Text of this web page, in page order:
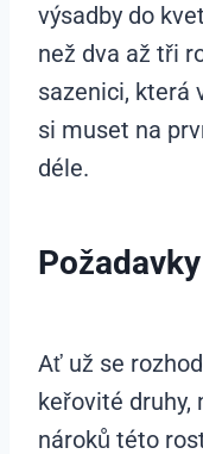
výsadby do
než dva až tři
sazenici, která
si muset na
déle.
Ať už se
keřovité druhy,
nároků této